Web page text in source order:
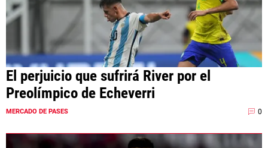
El perjuicio que sufrirá River por el
Preolímpico de Echeverri
MERCADO DE PASES 0